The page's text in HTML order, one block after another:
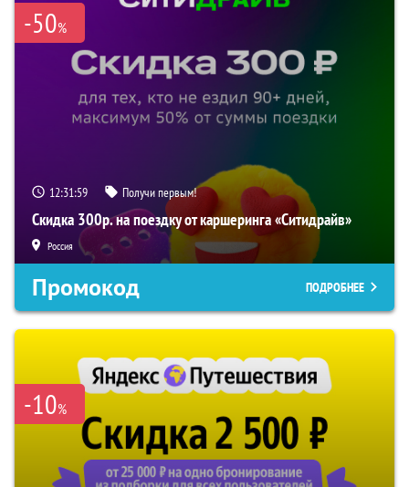
-50%
12:31:58 Получи первым!
Скидка 300р. на поездку от каршеринга «Ситидрайв»
Россия
Промокод ПОДРОБНЕЕ
-10%